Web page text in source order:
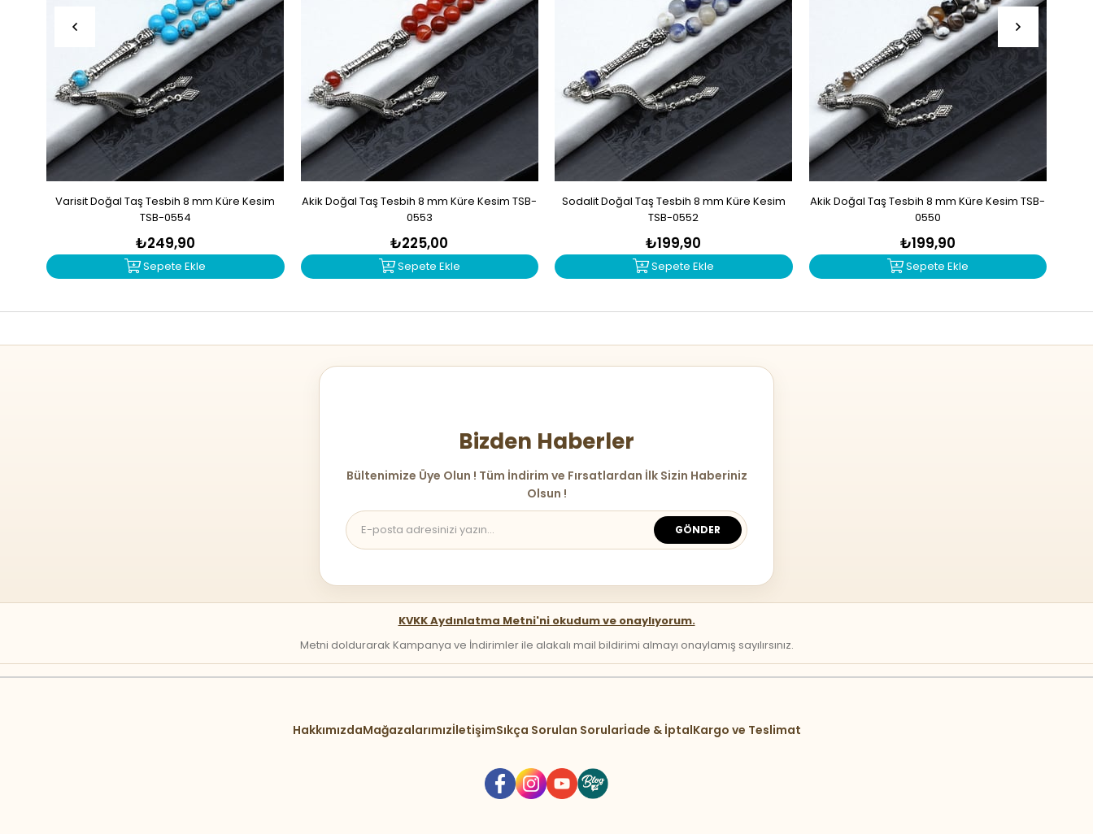
Varisit Doğal Taş Tesbih 8 mm Küre Kesim
TSB-0554
₺249,90
Sepete Ekle
Akik Doğal Taş Tesbih 8 mm Küre Kesim TSB-
0553
₺225,00
Sepete Ekle
Sodalit Doğal Taş Tesbih 8 mm Küre Kesim
TSB-0552
₺199,90
Sepete Ekle
Akik Doğal Taş Tesbih 8 mm Küre Kesim TSB-
0550
₺199,90
Sepete Ekle
Bizden Haberler
Bültenimize Üye Olun ! Tüm İndirim ve Fırsatlardan İlk Sizin Haberiniz
Olsun !
GÖNDER
KVKK Aydınlatma Metni'ni okudum ve onaylıyorum.
Metni doldurarak Kampanya ve İndirimler ile alakalı mail bildirimi almayı onaylamış sayılırsınız.
HakkımızdaMağazalarımızİletişimSıkça Sorulan Sorularİade & İptalKargo ve Teslimat